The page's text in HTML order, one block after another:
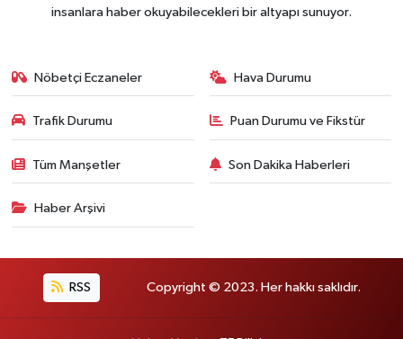
insanlara haber okuyabilecekleri bir altyapı sunuyor.
Nöbetçi Eczaneler Hava Durumu
Trafik Durumu Puan Durumu ve Fikstür
Tüm Manşetler Son Dakika Haberleri
Haber Arşivi
RSS Copyright © 2023. Her hakkı saklıdır.